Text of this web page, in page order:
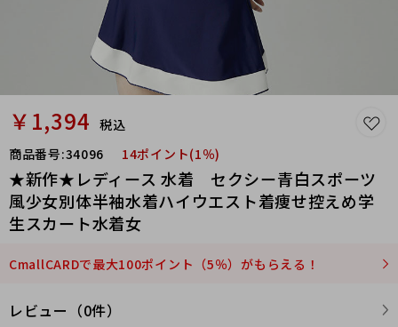
￥1,394 税込
商品番号:34096 14ポイント(1％)
★新作★レディース 水着 セクシー青白スポーツ
風少女別体半袖水着ハイウエスト着痩せ控えめ学
生スカート水着女
CmallCARDで最大100ポイント（5％）がもらえる！
レビュー（0件）